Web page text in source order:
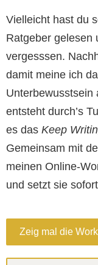
Vielleicht hast du
Ratgeber gelesen
vergesssen.
damit meine ich
Unterbewusstsein
entsteht durch’s
es das Keep
Gemeinsam mit
meinen Online-
und setzt sie
Zeig mal die